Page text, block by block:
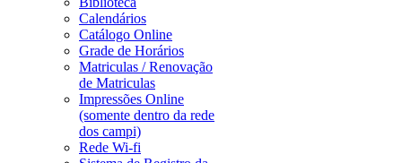
Calendários
Catálogo Online
Grade de Horários
Matriculas / Renovação
de Matriculas
Impressões Online
(somente dentro da rede
dos campi)
Rede Wi-fi